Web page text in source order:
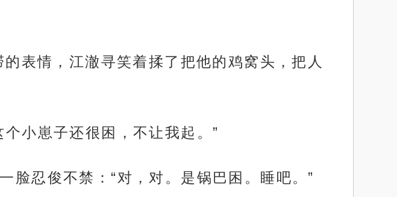
表情，江澈寻笑着揉了把他的鸡窝头，把人
小崽子还很困，不让我起。”
脸忍俊不禁：“对，对。是锅巴困。睡吧。”